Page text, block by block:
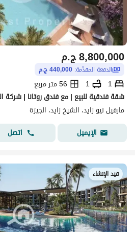
ج.م8,800,000
الدفعة المقدّمة: 440,000 ج.م
1
1
56 متر مربع
مارفيل نيو زايد، الشيخ زايد، الجيزة
الإيميل
اتصل
قيد الإنشاء